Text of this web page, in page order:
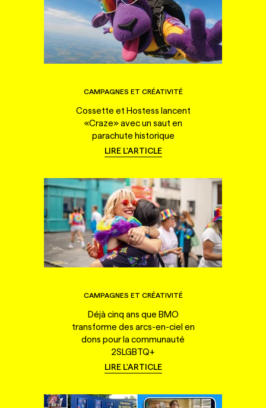
CAMPAGNES ET CRÉATIVITÉ
Cossette et Hostess lancent
«Craze» avec un saut en
parachute historique
LIRE L'ARTICLE
CAMPAGNES ET CRÉATIVITÉ
Déjà cinq ans que BMO
transforme des arcs-en-ciel en
dons pour la communauté
2SLGBTQ+
LIRE L'ARTICLE